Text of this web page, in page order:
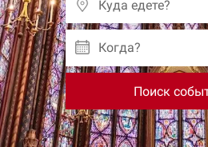
Когда?
Поиск